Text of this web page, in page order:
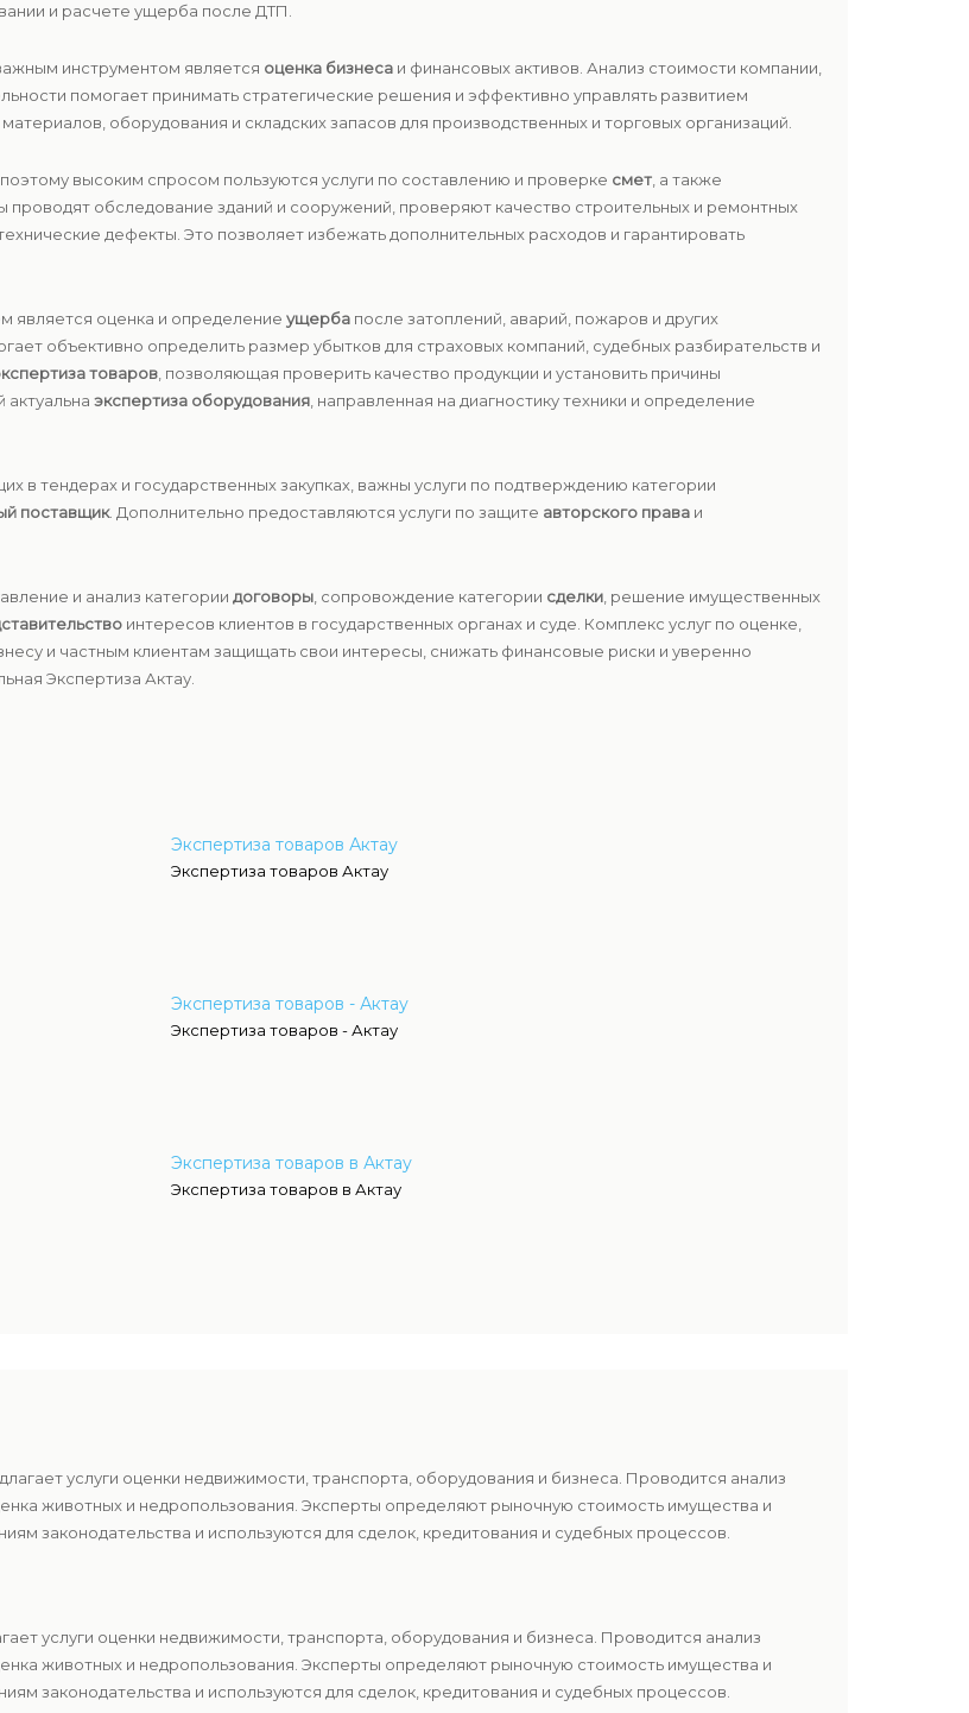
и расчете ущерба после ДТП.
инструментом является оценка бизнеса и финансовых активов. Анализ стоимости компании,
помогает принимать стратегические решения и эффективно управлять развитием
, материалов, оборудования и складских запасов для производственных и торговых организаций.
высоким спросом пользуются услуги по составлению и проверке смет , а также
проводят обследование зданий и сооружений, проверяют качество строительных и ремонтных
дефекты. Это позволяет избежать дополнительных расходов и гарантировать
является оценка и определение ущерба после затоплений, аварий, пожаров и других
объективно определить размер убытков для страховых компаний, судебных разбирательств и
товаров , позволяющая проверить качество продукции и установить причины
экспертиза оборудования , направленная на диагностику техники и определение
в тендерах и государственных закупках, важны услуги по подтверждению категории
поставщик. Дополнительно предоставляются услуги по защите авторского права и
и анализ категории договоры , сопровождение категории сделки , решение имущественных
интересов клиентов в государственных органах и суде. Комплекс услуг по оценке,
и частным клиентам защищать свои интересы, снижать финансовые риски и уверенно
Экспертиза Актау.
Экспертиза товаров Актау
Экспертиза товаров Актау
Экспертиза товаров - Актау
Экспертиза товаров - Актау
Экспертиза товаров в Актау
Экспертиза товаров в Актау
услуги оценки недвижимости, транспорта, оборудования и бизнеса. Проводится анализ
животных и недропользования. Эксперты определяют рыночную стоимость имущества и
законодательства и используются для сделок, кредитования и судебных процессов.
услуги оценки недвижимости, транспорта, оборудования и бизнеса. Проводится анализ
животных и недропользования. Эксперты определяют рыночную стоимость имущества и
законодательства и используются для сделок, кредитования и судебных процессов.